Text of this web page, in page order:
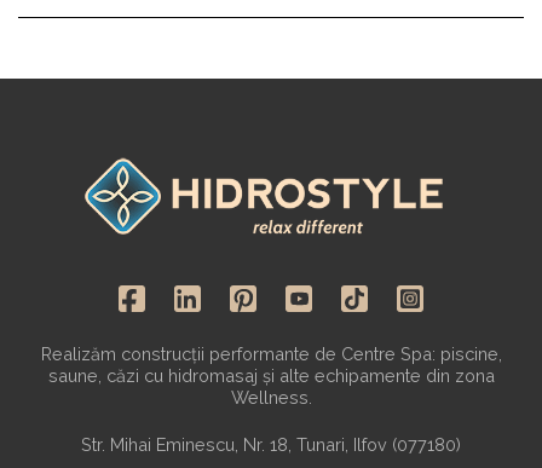
Realizăm construcții performante de Centre Spa: piscine,
saune, căzi cu hidromasaj și alte echipamente din zona
Wellness.
Str. Mihai Eminescu, Nr. 18, Tunari, Ilfov (077180)